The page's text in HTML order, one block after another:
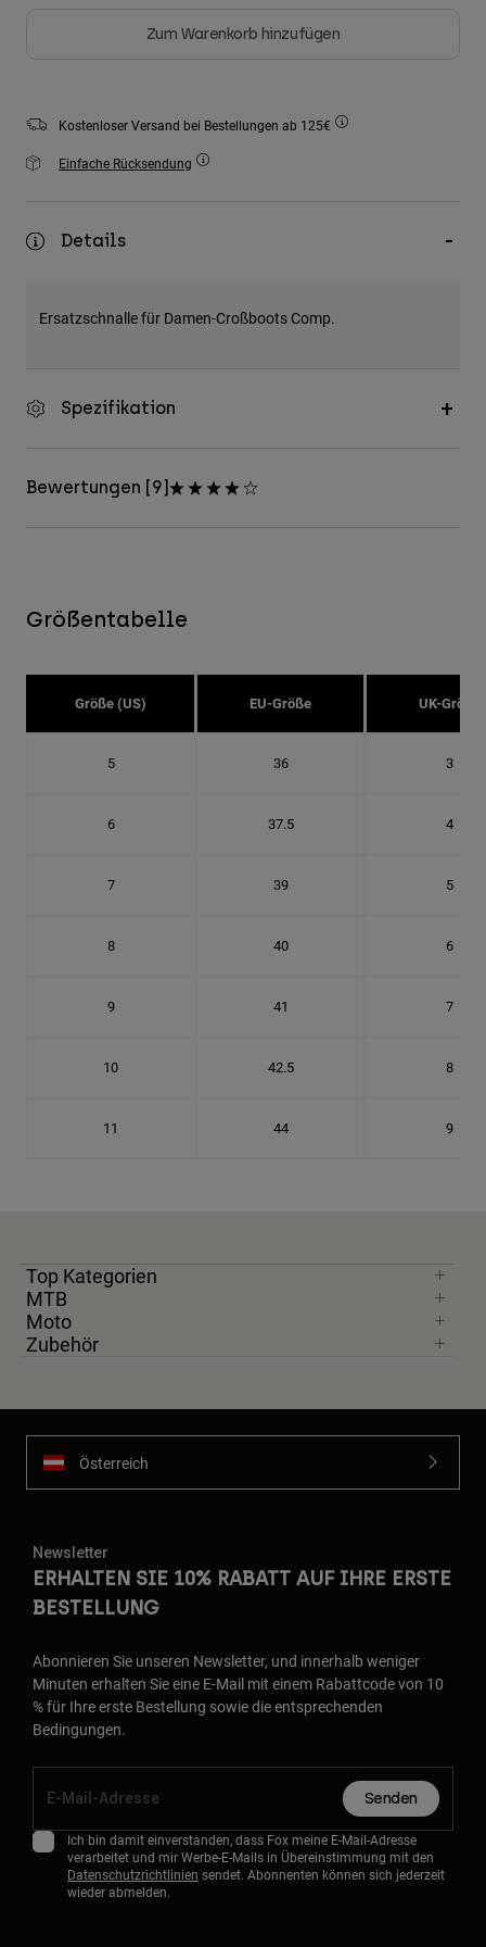
Hüte & Mützen
Alle anzeigen
Zum Warenkorb hinzufügen
Kostenloser Versand bei Bestellungen ab 125€
Einfache Rücksendung
Details
Ersatzschnalle für Damen-Croßboots Comp.
Spezifikation
Bewertungen [9]
Größentabelle
Größe (US) EU-Größe UK-Größe
5 36 3
6 37.5 4
7 39 5
8 40 6
9 41 7
10 42.5 8
11 44 9
Top Kategorien
MTB
Moto
Zubehör
Österreich
Newsletter
ERHALTEN SIE 10% RABATT AUF IHRE ERSTE
BESTELLUNG
Abonnieren Sie unseren Newsletter, und innerhalb weniger
Minuten erhalten Sie eine E-Mail mit einem Rabattcode von 10
% für Ihre erste Bestellung sowie die entsprechenden
Bedingungen.
Senden
Ich bin damit einverstanden, dass Fox meine E-Mail-Adresse
verarbeitet und mir Werbe-E-Mails in Übereinstimmung mit den
Datenschutzrichtlinien sendet. Abonnenten können sich jederzeit
wieder abmelden.